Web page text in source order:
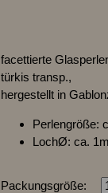
facettierte
türkis transp.,
hergestellt in
Perlengröße:
LochØ: ca.
Packungsgröße: